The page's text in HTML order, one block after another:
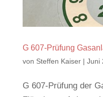
G 607-Prüfung
von Steffen Kaiser| Juni
G 607-Prüfung der